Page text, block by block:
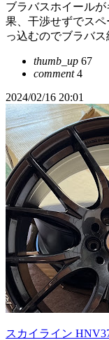
ブラバスホイール
果、干渉せずでスペ
っ込むのでブラバス
thumb_up 67
comment4
2024/02/16 20:01
スカイライン